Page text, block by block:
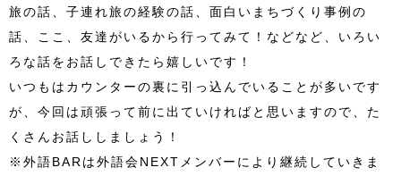
旅の話、子連れ旅の経験の話、面白いまちづくり事例の
話、ここ、友達がいるから行ってみて！などなど、いろい
ろな話をお話しできたら嬉しいです！
いつもはカウンターの裏に引っ込んでいることが多いです
が、今回は頑張って前に出ていければと思いますので、た
くさんお話ししましょう！
※外語BARは外語会NEXTメンバーにより継続していきま